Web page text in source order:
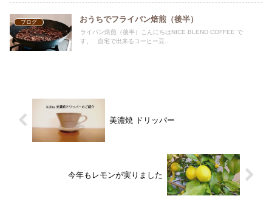
ブログ おうちでフライパン焙煎（後半）
ライパン焙煎（後半）こんにちはNICE BLEND COFFEE で
す。 自宅で出来るコーヒー豆...
美濃焼 ドリッパー
今年もレモンが実りました